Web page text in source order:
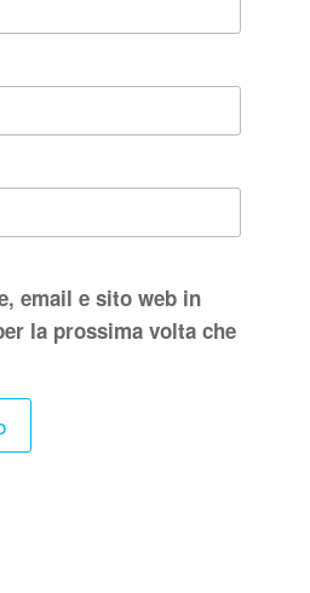
email e sito web in
la prossima volta che